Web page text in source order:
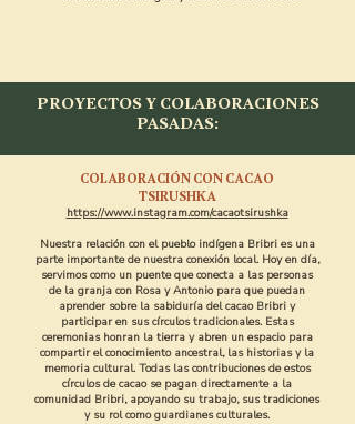
PROYECTOS Y COLABORACIONES
PASADAS:
COLABORACIÓN CON CACAO
TSIRUSHKA
https://www.instagram.com/cacaotsirushka
Nuestra relación con el pueblo indígena Bribri es una
parte importante de nuestra conexión local. Hoy en día,
servimos como un puente que conecta a las personas
de la granja con Rosa y Antonio para que puedan
aprender sobre la sabiduría del cacao Bribri y
participar en sus círculos tradicionales. Estas
ceremonias honran la tierra y abren un espacio para
compartir el conocimiento ancestral, las historias y la
memoria cultural. Todas las contribuciones de estos
círculos de cacao se pagan directamente a la
comunidad Bribri, apoyando su trabajo, sus tradiciones
y su rol como guardianes culturales.